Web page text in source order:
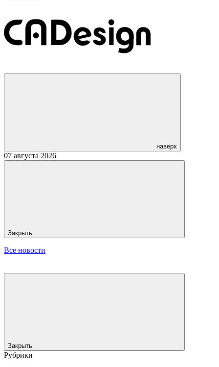
наверх
07 августа 2026
Закрыть
Все новости
Закрыть
Рубрики